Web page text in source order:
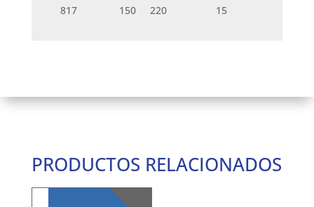
817
150 220 15
PRODUCTOS RELACIONADOS